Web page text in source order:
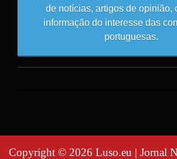
de notícias, artigos de opinião,
informação do interesse das
portuguesas.
Copyright © 2026 Luso.eu | Jornal